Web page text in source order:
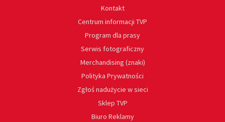
Kontakt
Centrum informacji TVP
Program dla prasy
Serwis fotograficzny
Merchandising (znaki)
Polityka Prywatności
Zgłoś nadużycie w sieci
Sklep TVP
Biuro Reklamy